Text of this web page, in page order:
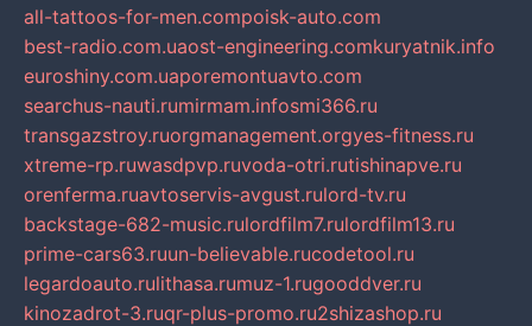
all-tattoos-for-men.compoisk-auto.com
best-radio.com.uaost-engineering.comkuryatnik.info
euroshiny.com.uaporemontuavto.com
searchus-nauti.rumirmam.infosmi366.ru
transgazstroy.ruorgmanagement.orgyes-fitness.ru
xtreme-rp.ruwasdpvp.ruvoda-otri.rutishinapve.ru
orenferma.ruavtoservis-avgust.rulord-tv.ru
backstage-682-music.rulordfilm7.rulordfilm13.ru
prime-cars63.ruun-believable.rucodetool.ru
legardoauto.rulithasa.rumuz-1.rugooddver.ru
kinozadrot-3.ruqr-plus-promo.ru2shizashop.ru